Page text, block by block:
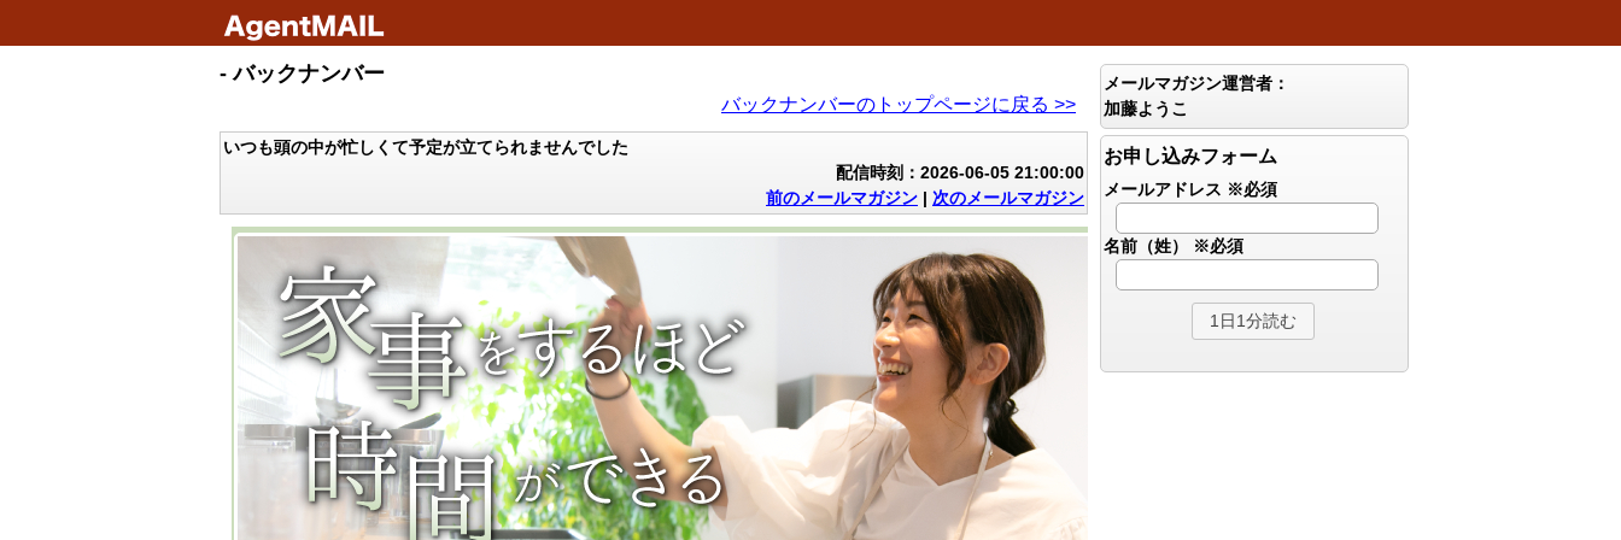
- バックナンバー
バックナンバーのトップページに戻る >>
いつも頭の中が忙しくて予定が立てられませんでした
配信時刻：2026-06-05 21:00:00
前のメールマガジン | 次のメールマガジン
メールマガジン運営者：
加藤ようこ
お申し込みフォーム
メールアドレス ※必須
名前（姓） ※必須